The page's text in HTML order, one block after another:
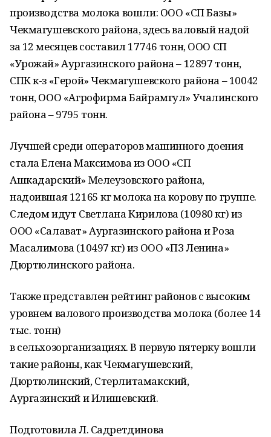
производства молока вошли: ООО «СП Базы»
Чекмагушевского района, здесь валовый надой
за 12 месяцев составил 17746 тонн, ООО СП
«Урожай» Аургазинского района – 12897 тонн,
СПК к-з «Герой» Чекмагушевского района – 10042
тонн, ООО «Агрофирма Байрамгул» Учалинского
района – 9795 тонн.
Лучшей среди операторов машинного доения
стала Елена Максимова из ООО «СП
Ашкадарский» Мелеузовского района,
надоившая 12165 кг молока на корову по группе.
Следом идут Светлана Кирилова (10980 кг) из
ООО «Салават» Аургазинского района и Роза
Масалимова (10497 кг) из ООО «ПЗ Ленина»
Дюртюлинского района.
Также представлен рейтинг районов с высоким
уровнем валового производства молока (более 14
тыс. тонн)
в сельхозорганизациях. В первую пятерку вошли
такие районы, как Чекмагушевский,
Дюртюлинский, Стерлитамакский,
Аургазинский и Илишевский.
Подготовила Л. Садретдинова